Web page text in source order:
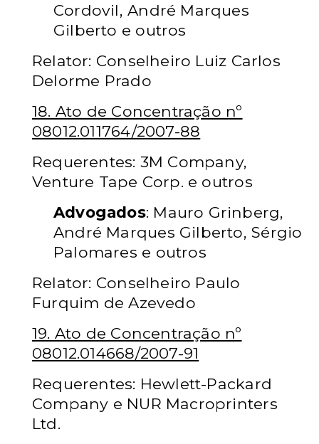
Cordovil, André Marques
Gilberto e outros
Relator: Conselheiro Luiz Carlos
Delorme Prado
18. Ato de Concentração nº
08012.011764/2007-88
Requerentes: 3M Company,
Venture Tape Corp. e outros
Advogados: Mauro Grinberg,
André Marques Gilberto, Sérgio
Palomares e outros
Relator: Conselheiro Paulo
Furquim de Azevedo
19. Ato de Concentração nº
08012.014668/2007-91
Requerentes: Hewlett-Packard
Company e NUR Macroprinters
Ltd.